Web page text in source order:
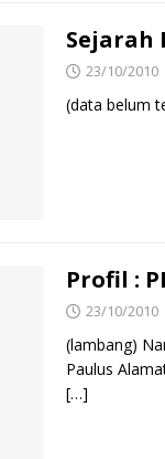
Sejarah
23/10/2010
(data belum
Profil :
23/10/2010
(lambang)
Paulus
[…]